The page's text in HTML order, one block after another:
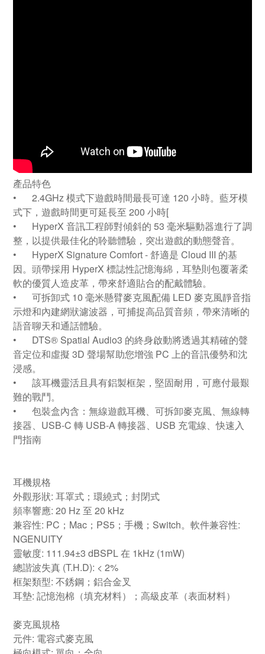
產品特色
•
2.4GHz 模式下遊戲時間最長可達 120 小時。藍牙模
式下，遊戲時間更可延長至 200 小時[
•
HyperX 音訊工程師對傾斜的 53 毫米驅動器進行了調
整，以提供最佳化的聆聽體驗，突出遊戲的動態聲音。
•
HyperX Signature Comfort - 舒適是 Cloud III 的基
因。頭帶採用 HyperX 標誌性記憶海綿，耳墊則包覆著柔
軟的優質人造皮革，帶來舒適貼合的配戴體驗。
•
可拆卸式 10 毫米懸臂麥克風配備 LED 麥克風靜音指
示燈和內建網狀濾波器，可捕捉高品質音頻，帶來清晰的
語音聊天和通話體驗。
•
DTS® Spatial Audio3 的終身啟動將透過其精確的聲
音定位和虛擬 3D 聲場幫助您增強 PC 上的音訊優勢和沈
浸感。
•
該耳機靈活且具有鋁製框架，堅固耐用，可應付最艱
難的戰鬥。
•
包裝盒內含：無線遊戲耳機、可拆卸麥克風、無線轉
接器、USB-C 轉 USB-A 轉接器、USB 充電線、快速入
門指南
耳機規格
外觀形狀: 耳罩式；環繞式；封閉式
頻率響應: 20 Hz 至 20 kHz
兼容性: PC；Mac；PS5；手機；Switch。軟件兼容性:
NGENUITY
靈敏度: 111.94±3 dBSPL 在 1kHz (1mW)
總諧波失真 (T.H.D): < 2%
框架類型: 不銹鋼；鋁合金叉
耳墊: 記憶泡棉（填充材料）；高級皮革（表面材料）
麥克風規格
元件: 電容式麥克風